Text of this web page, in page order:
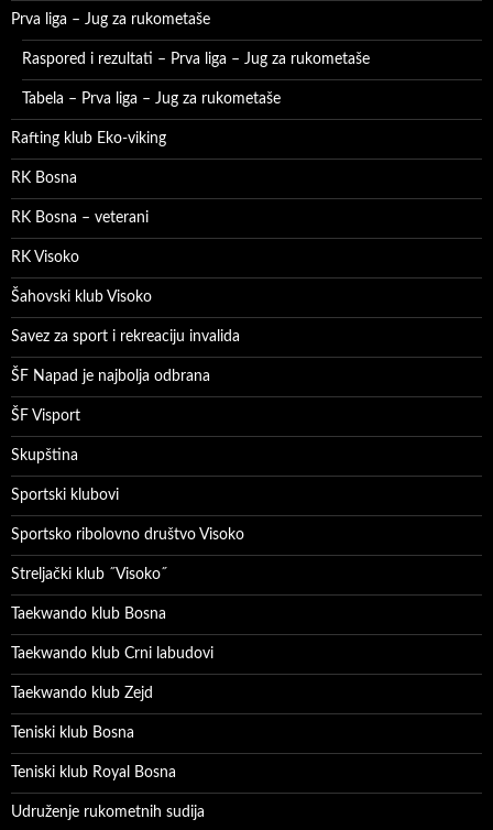
Prva liga – Jug za rukometaše
Raspored i rezultati – Prva liga – Jug za rukometaše
Tabela – Prva liga – Jug za rukometaše
Rafting klub Eko-viking
RK Bosna
RK Bosna – veterani
RK Visoko
Šahovski klub Visoko
Savez za sport i rekreaciju invalida
ŠF Napad je najbolja odbrana
ŠF Visport
Skupština
Sportski klubovi
Sportsko ribolovno društvo Visoko
Streljački klub ˝Visoko˝
Taekwando klub Bosna
Taekwando klub Crni labudovi
Taekwando klub Zejd
Teniski klub Bosna
Teniski klub Royal Bosna
Udruženje rukometnih sudija